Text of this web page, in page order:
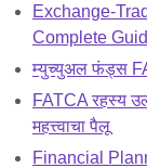
Exchange-
Complete
म्युच्युअल फंड्स
FATCA रहस्य
महत्त्वाचा पैलू
Financial